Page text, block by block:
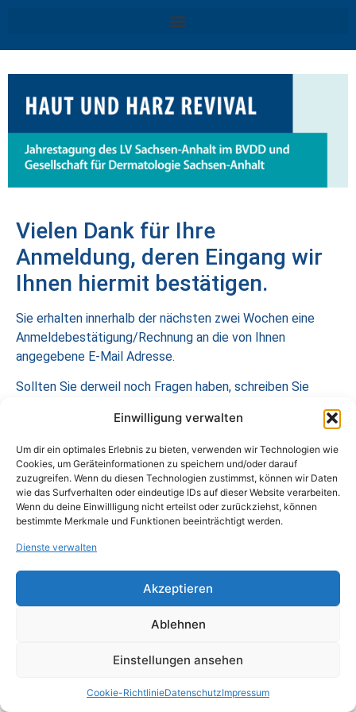
Einwilligung verwalten
Um dir ein optimales Erlebnis zu bieten, verwenden wir Technologien wie
Cookies, um Geräteinformationen zu speichern und/oder darauf
zuzugreifen. Wenn du diesen Technologien zustimmst, können wir Daten
wie das Surfverhalten oder eindeutige IDs auf dieser Website verarbeiten.
Wenn du deine Einwillligung nicht erteilst oder zurückziehst, können
bestimmte Merkmale und Funktionen beeinträchtigt werden.
Dienste verwalten
Akzeptieren
Ablehnen
Einstellungen ansehen
Cookie-RichtlinieDatenschutzImpressum
Vielen Dank für Ihre
Anmeldung, deren Eingang wir
Ihnen hiermit bestätigen.
Sie erhalten innerhalb der nächsten zwei Wochen eine
Anmeldebestätigung/Rechnung an die von Ihnen
angegebene E-Mail Adresse.
Sollten Sie derweil noch Fragen haben, schreiben Sie
(Veranstaltungsorganisation) oder og@ecm-koeln.com
(Teilnehmerregistrierung).